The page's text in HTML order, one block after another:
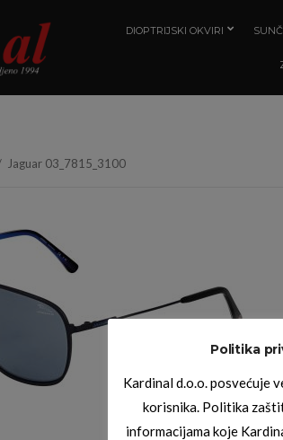
DIOPTRIJSKI OKVIRI
Jaguar 03_7815_3100
Politika
Kardinal d.o.o. posvećuje
korisnika. Politika
informacijama koje